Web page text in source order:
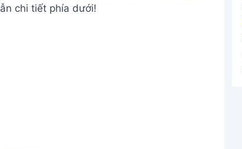
chi tiết phía dưới!